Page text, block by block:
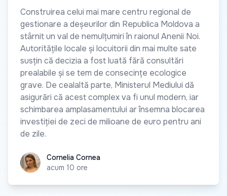
Construirea celui mai mare centru regional de
gestionare a deșeurilor din Republica Moldova a
stârnit un val de nemulțumiri în raionul Anenii Noi.
Autoritățile locale și locuitorii din mai multe sate
susțin că decizia a fost luată fără consultări
prealabile și se tem de consecințe ecologice
grave. De cealaltă parte, Ministerul Mediului dă
asigurări că acest complex va fi unul modern, iar
schimbarea amplasamentului ar însemna blocarea
investiției de zeci de milioane de euro pentru ani
de zile.
Cornelia Cornea
Cornelia Cornea
acum 10 ore